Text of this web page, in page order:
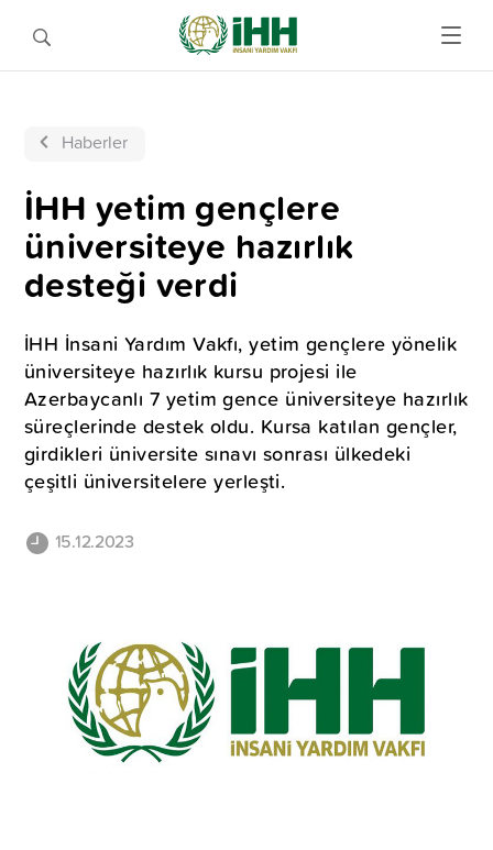
Haberler
İHH yetim gençlere
üniversiteye hazırlık
desteği verdi
İHH İnsani Yardım Vakfı, yetim gençlere yönelik
üniversiteye hazırlık kursu projesi ile
Azerbaycanlı 7 yetim gence üniversiteye hazırlık
süreçlerinde destek oldu. Kursa katılan gençler,
girdikleri üniversite sınavı sonrası ülkedeki
çeşitli üniversitelere yerleşti.
15.12.2023